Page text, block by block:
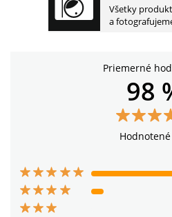
Všetky
a
Priemerné
98